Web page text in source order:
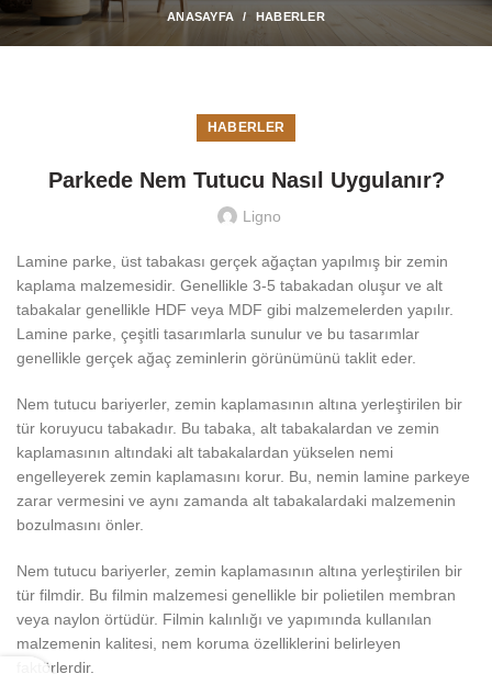
ANASAYFA HABERLER
HABERLER
Parkede Nem Tutucu Nasıl Uygulanır?
Ligno
Lamine parke, üst tabakası gerçek ağaçtan yapılmış bir zemin
kaplama malzemesidir. Genellikle 3-5 tabakadan oluşur ve alt
tabakalar genellikle HDF veya MDF gibi malzemelerden yapılır.
Lamine parke, çeşitli tasarımlarla sunulur ve bu tasarımlar
genellikle gerçek ağaç zeminlerin görünümünü taklit eder.
Nem tutucu bariyerler, zemin kaplamasının altına yerleştirilen bir
tür koruyucu tabakadır. Bu tabaka, alt tabakalardan ve zemin
kaplamasının altındaki alt tabakalardan yükselen nemi
engelleyerek zemin kaplamasını korur. Bu, nemin lamine parkeye
zarar vermesini ve aynı zamanda alt tabakalardaki malzemenin
bozulmasını önler.
Nem tutucu bariyerler, zemin kaplamasının altına yerleştirilen bir
tür filmdir. Bu filmin malzemesi genellikle bir polietilen membran
veya naylon örtüdür. Filmin kalınlığı ve yapımında kullanılan
malzemenin kalitesi, nem koruma özelliklerini belirleyen
faktörlerdir.